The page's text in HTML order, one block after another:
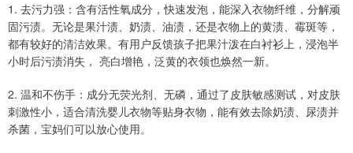
1. 去污力强：含有活性氧成分，快速发泡，能深入衣物纤维，分解顽
固污渍。无论是果汁渍、奶渍、油渍，还是衣物上的黄渍、霉斑等，
都有较好的清洁效果。有用户反馈孩子把果汁泼在白衬衫上，浸泡半
小时后污渍消失， 亮白增艳，泛黄的衣领也焕然一新。
2. 温和不伤手：成分无荧光剂、无磷，通过了皮肤敏感测试，对皮肤
刺激性小，适合清洗婴儿衣物等贴身衣物，能有效去除奶渍、尿渍并
杀菌，宝妈们可以放心使用。